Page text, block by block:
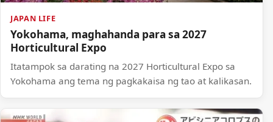
JAPAN LIFE
Yokohama, maghahanda para sa 2027
Horticultural Expo
Itatampok sa darating na 2027 Horticultural Expo sa
Yokohama ang tema ng pagkakaisa ng tao at kalikasan.